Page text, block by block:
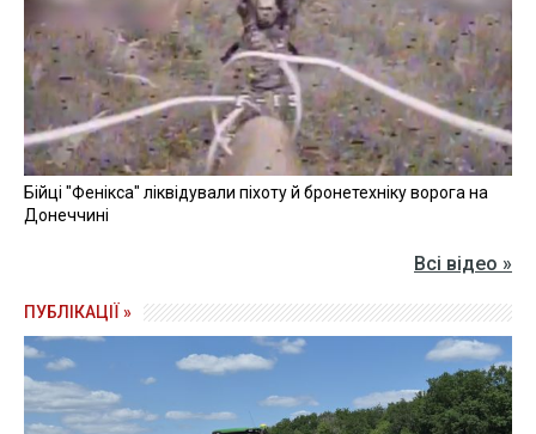
Бійці "Фенікса" ліквідували піхоту й бронетехніку ворога на
Донеччині
Всі відео »
ПУБЛІКАЦІЇ »